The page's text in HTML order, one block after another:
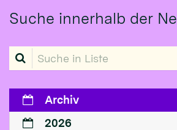
Suche innerhalb der
Suche in Liste
Archiv
2026